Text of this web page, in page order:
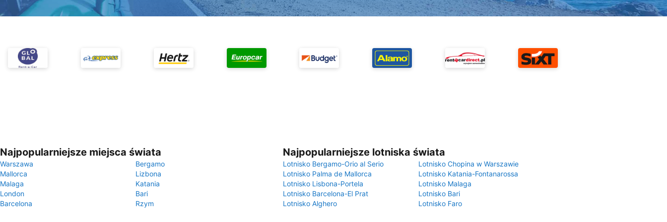
Najpopularniejsze miejsca świata
Warszawa
Bergamo
Mallorca
Lizbona
Malaga
Katania
London
Bari
Barcelona
Rzym
Najpopularniejsze lotniska świata
Lotnisko Bergamo-Orio al Serio
Lotnisko Chopina w Warszawie
Lotnisko Palma de Mallorca
Lotnisko Katania-Fontanarossa
Lotnisko Lisbona-Portela
Lotnisko Malaga
Lotnisko Barcelona-El Prat
Lotnisko Bari
Lotnisko Alghero
Lotnisko Faro